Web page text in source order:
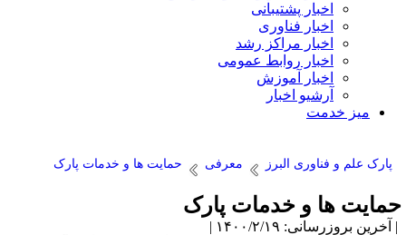
اخبار پشتیبانی
اخبار فناوری
اخبار مراکز رشد
اخبار روابط عمومی
اخبار آموزش
آرشیو اخبار
میز خدمت
پارک علم و فناوری البرز معرفی حمایت ها و خدمات پارک
ها و خدمات پارک
بروزرسانی: ۱۴۰۰/۲/۱۹ |